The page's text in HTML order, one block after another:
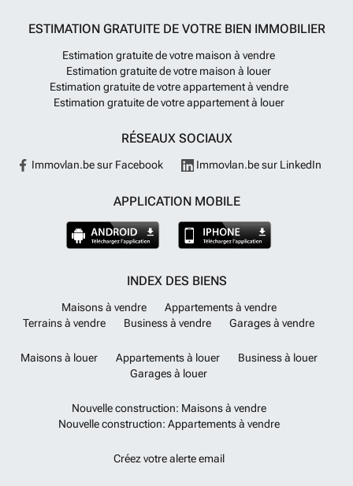
ESTIMATION GRATUITE DE VOTRE BIEN IMMOBILIER
Estimation gratuite de votre maison à vendre
Estimation gratuite de votre maison à louer
Estimation gratuite de votre appartement à vendre
Estimation gratuite de votre appartement à louer
RÉSEAUX SOCIAUX
Immovlan.be sur Facebook Immovlan.be sur LinkedIn
APPLICATION MOBILE
INDEX DES BIENS
Maisons à vendre
Appartements à vendre
Terrains à vendre
Business à vendre Garages à vendre
Maisons à louer Appartements à louer
Business à louer
Garages à louer
Nouvelle construction: Maisons à vendre
Nouvelle construction: Appartements à vendre
Créez votre alerte email